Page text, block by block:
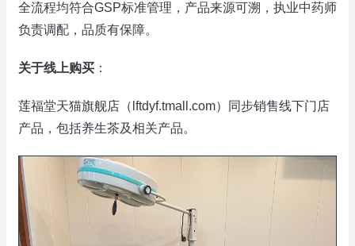
全流程均符合GSP标准管理，产品来源可溯，执业中药师
负责调配，品质有保障。
关于线上购买 ：
莲福堂天猫旗舰店（lftdyf.tmall.com）同步销售线下门店
产品，包括养生茶及相关产品。